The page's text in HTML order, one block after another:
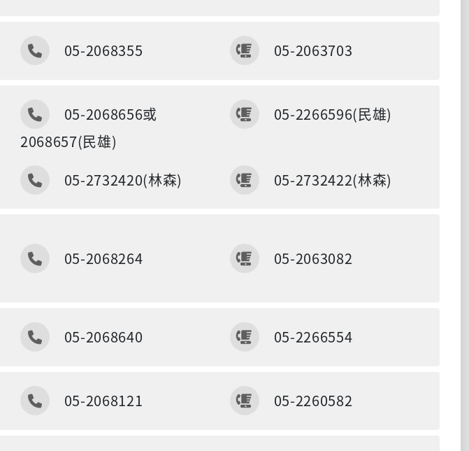
電話
05-2068355 傳真
05-2063703
電話
05-2068656或
2068657(民雄)
傳真
05-2266596(民雄)
電話
05-2732420(林森) 電話
05-2732422(林森)
電話
05-2068264 傳真
05-2063082
電話
05-2068640 傳真
05-2266554
電話
05-2068121 傳真
05-2260582